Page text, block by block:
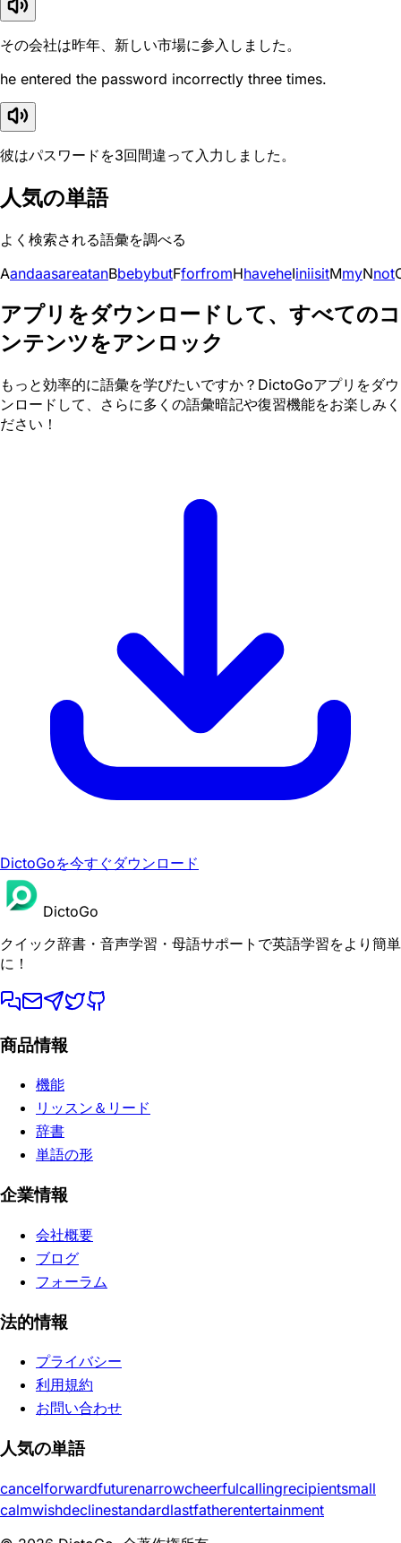
その会社は昨年、新しい市場に参入しました。
he entered the password incorrectly three times.
彼はパスワードを3回間違って入力しました。
人気の単語
よく検索される語彙を調べる
AandaasareatanBbebybutFforfromHhaveheIiniisitMmyNnot
アプリをダウンロードして、すべてのコ
ンテンツをアンロック
もっと効率的に語彙を学びたいですか？DictoGoアプリをダウ
ンロードして、さらに多くの語彙暗記や復習機能をお楽しみく
ださい！
DictoGoを今すぐダウンロード
DictoGo
クイック辞書・音声学習・母語サポートで英語学習をより簡単
に！
商品情報
機能
リッスン＆リード
辞書
単語の形
企業情報
会社概要
ブログ
フォーラム
法的情報
プライバシー
利用規約
お問い合わせ
人気の単語
cancelforwardfuturenarrowcheerfulcallingrecipientsmall
calmwishdeclinestandardlastfatherentertainment